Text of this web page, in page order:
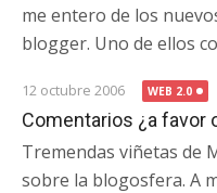
me entero de los
blogger. Uno de ellos
12 octubre 2006 WEB 2.0
Comentarios ¿a favor
Tremendas viñetas de
sobre la blogosfera. A